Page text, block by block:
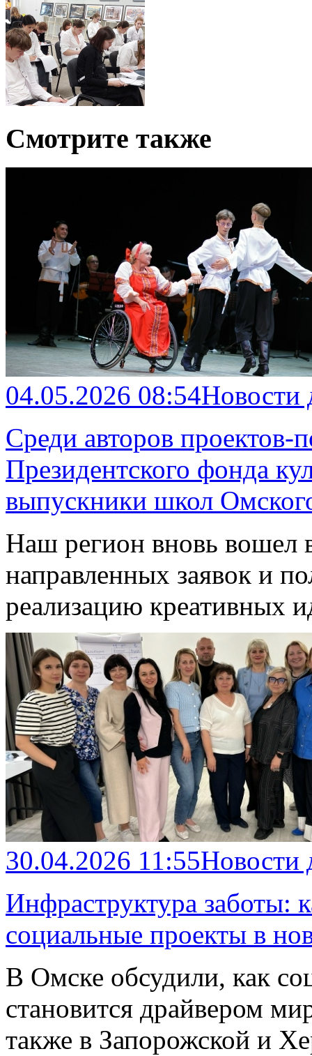
Смотрите также
04.05.2026 08:54
Среди авторов проектов-
Президентского фонда
выпускники школ
Наш регион вновь
направленных заявок и
реализацию креативных
30.04.2026 11:55
Инфраструктура заботы:
социальные проекты в
В Омске обсудили, как
становится драйвером
также в Запорожской и